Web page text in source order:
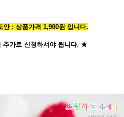
: 상품가격 1,900원 입니다.
추가로 신청하셔야 됩니다. ★